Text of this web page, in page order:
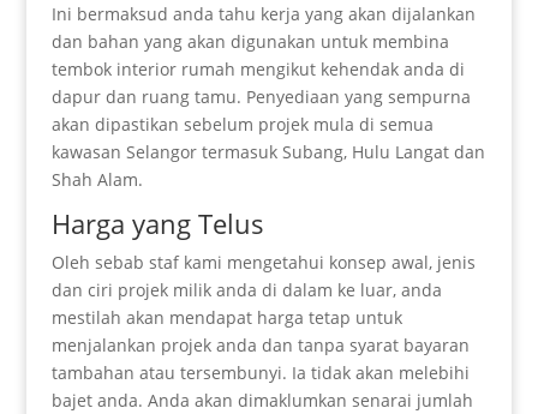
Ini bermaksud anda tahu kerja yang akan dijalankan
dan bahan yang akan digunakan untuk membina
tembok interior rumah mengikut kehendak anda di
dapur dan ruang tamu. Penyediaan yang sempurna
akan dipastikan sebelum projek mula di semua
kawasan Selangor termasuk Subang, Hulu Langat dan
Shah Alam.
Harga yang Telus
Oleh sebab staf kami mengetahui konsep awal, jenis
dan ciri projek milik anda di dalam ke luar, anda
mestilah akan mendapat harga tetap untuk
menjalankan projek anda dan tanpa syarat bayaran
tambahan atau tersembunyi. Ia tidak akan melebihi
bajet anda. Anda akan dimaklumkan senarai jumlah